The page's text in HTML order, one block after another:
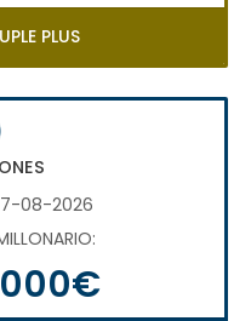
PLUS
08-2026